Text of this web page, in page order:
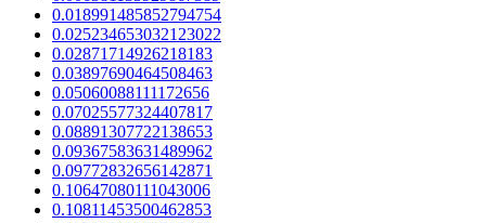
0.018991485852794754
0.025234653032123022
0.02871714926218183
0.03897690464508463
0.05060088111172656
0.07025577324407817
0.08891307722138653
0.09367583631489962
0.09772832656142871
0.10647080111043006
0.10811453500462853